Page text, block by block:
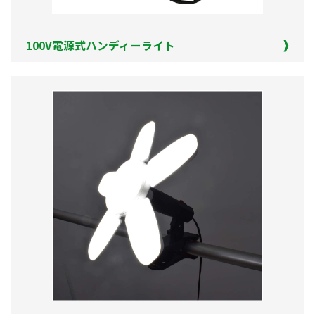
100V電源式ハンディーライト